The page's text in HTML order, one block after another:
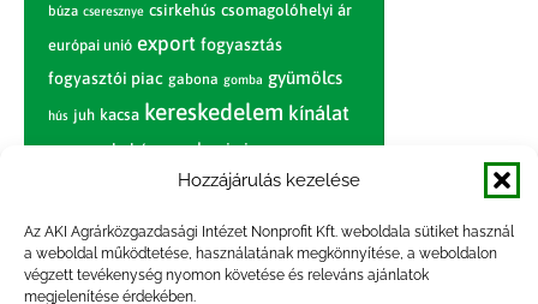
Hozzájárulás kezelése
Az AKI Agrárközgazdasági Intézet Nonprofit Kft. weboldala sütiket használ
a weboldal működtetése, használatának megkönnyítése, a weboldalon
végzett tevékenység nyomon követése és releváns ajánlatok
megjelenítése érdekében.
búza cseresznye csirkehús csomagolóhelyi ár
európai unió export fogyasztás
fogyasztói piac gabona gomba gyümölcs
hús juh kacsa kereskedelem kínálat
körte marhahús nagybani piac narancs
nemzetközi árinformációk
paradicsom piac piaci jelentés
pulyka pulykahús sertés sertéshús
szarvasmarha termelés termelői